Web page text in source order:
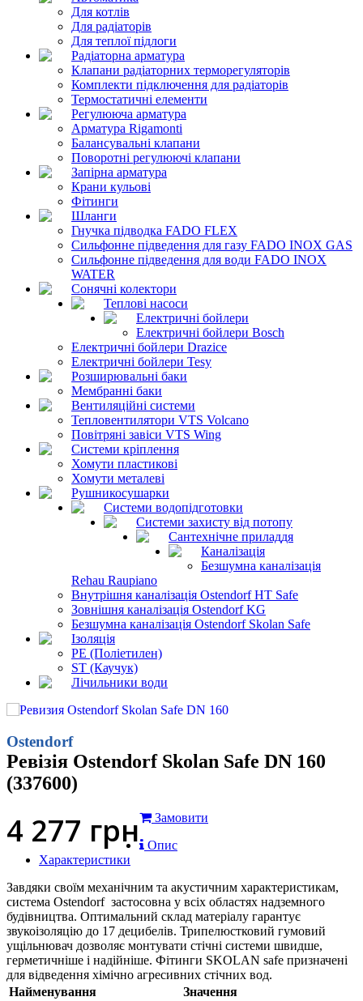
Для котлів
Для радіаторів
Для теплої підлоги
Радіаторна арматура
Клапани радіаторних терморегуляторів
Комплекти підключення для радіаторів
Термостатичні елементи
Регулююча арматура
Арматура Rigamonti
Балансувальні клапани
Поворотні регулюючі клапани
Запірна арматура
Крани кульові
Фітинги
Шланги
Гнучка підводка FADO FLEX
Сильфонне підведення для газу FADO INOX GAS
Сильфонне підведення для води FADO INOX
WATER
Сонячні колектори
Теплові насоси
Електричні бойлери
Електричні бойлери Bosch
Електричні бойлери Drazice
Електричні бойлери Tesy
Розширювальні баки
Мембранні баки
Вентиляційні системи
Тепловентилятори VTS Volcano
Повітряні завіси VTS Wing
Системи кріплення
Хомути пластикові
Хомути металеві
Рушникосушарки
Системи водопідготовки
Системи захисту від потопу
Сантехнічне приладдя
Каналізація
Безшумна каналізація
Rehau Raupiano
Внутрішня каналізація Ostendorf HT Safe
Зовнішня каналізація Ostendorf KG
Безшумна каналізація Ostendorf Skolan Safe
Ізоляція
PE (Поліетилен)
ST (Каучук)
Лічильники води
Ostendorf
Ревізія Ostendorf Skolan Safe DN 160
(337600)
4 277 грн
Замовити
Опис
Характеристики
Завдяки своїм механічним та акустичним характеристикам,
система Ostendorf застосовна у всіх областях надземного
будівництва. Оптимальний склад матеріалу гарантує
звукоізоляцію до 17 децибелів. Трипелюстковий гумовий
ущільнювач дозволяє монтувати стічні системи швидше,
герметичніше і надійніше. Фітинги SKOLAN safe призначені
для відведення хімічно агресивних стічних вод.
Найменування
Значення